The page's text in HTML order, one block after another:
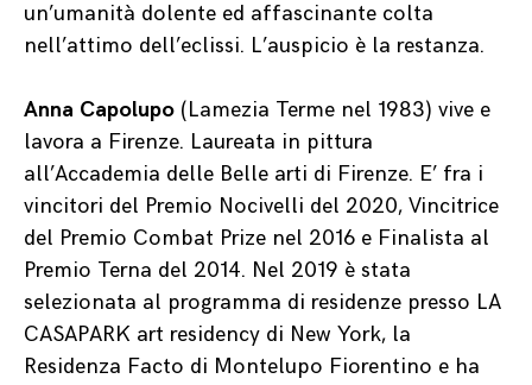
un’umanità dolente ed affascinante colta
nell’attimo dell’eclissi. L’auspicio è la restanza.
Anna Capolupo (Lamezia Terme nel 1983) vive e
lavora a Firenze. Laureata in pittura
all’Accademia delle Belle arti di Firenze. E’ fra i
vincitori del Premio Nocivelli del 2020, Vincitrice
del Premio Combat Prize nel 2016 e Finalista al
Premio Terna del 2014. Nel 2019 è stata
selezionata al programma di residenze presso LA
CASAPARK art residency di New York, la
Residenza Facto di Montelupo Fiorentino e ha